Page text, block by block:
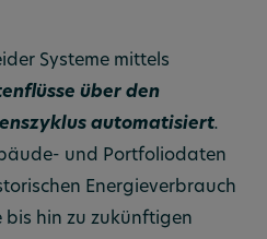
Systeme mittels
über den
automatisiert.
und Portfoliodaten
Energieverbrauch
bis hin zu zukünftigen